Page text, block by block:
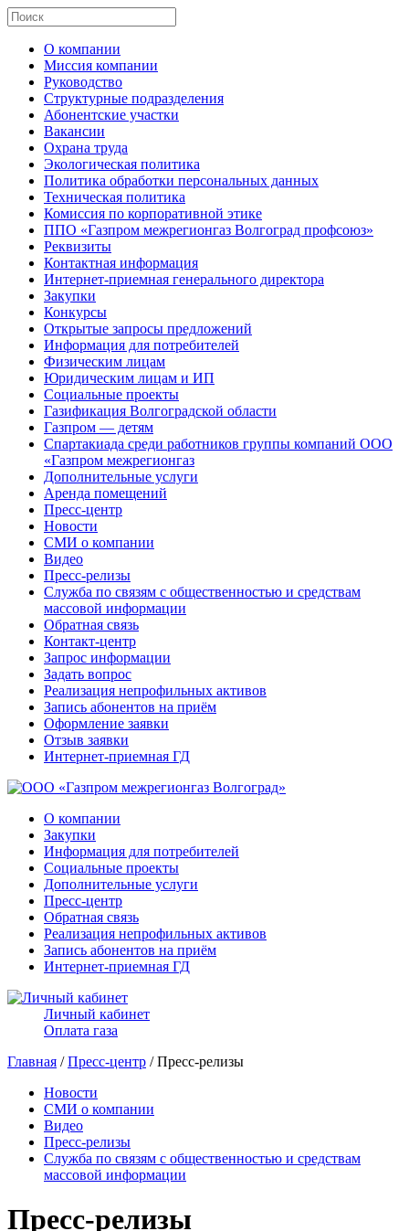
О компании
Миссия компании
Руководство
Структурные подразделения
Абонентские участки
Вакансии
Охрана труда
Экологическая политика
Политика обработки персональных данных
Техническая политика
Комиссия по корпоративной этике
ППО «Газпром межрегионгаз Волгоград профсоюз»
Реквизиты
Контактная информация
Интернет-приемная генерального директора
Закупки
Конкурсы
Открытые запросы предложений
Информация для потребителей
Физическим лицам
Юридическим лицам и ИП
Социальные проекты
Газификация Волгоградской области
Газпром — детям
Спартакиада среди работников группы компаний ООО
«Газпром межрегионгаз
Дополнительные услуги
Аренда помещений
Пресс-центр
Новости
СМИ о компании
Видео
Пресс-релизы
Служба по связям с общественностью и средствам
массовой информации
Обратная связь
Контакт-центр
Запрос информации
Задать вопрос
Реализация непрофильных активов
Запись абонентов на приём
Оформление заявки
Отзыв заявки
Интернет-приемная ГД
О компании
Закупки
Информация для потребителей
Социальные проекты
Дополнительные услуги
Пресс-центр
Обратная связь
Реализация непрофильных активов
Запись абонентов на приём
Интернет-приемная ГД
Личный кабинет
Оплата газа
Главная /Пресс-центр / Пресс-релизы
Новости
СМИ о компании
Видео
Пресс-релизы
Служба по связям с общественностью и средствам
массовой информации
Пресс-релизы